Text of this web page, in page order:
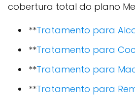
cobertura total do plano
**Tratamento para
**Tratamento para
**Tratamento para
**Tratamento para